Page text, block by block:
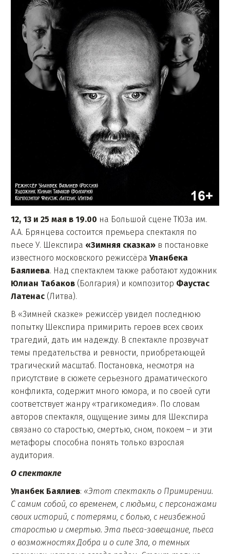
12, 13 и 25 мая в 19.00 на Большой сцене ТЮЗа им.
А.А. Брянцева состоится премьера спектакля по
пьесе У. Шекспира «Зимняя сказка» в постановке
известного московского режиссёра Уланбека
Баялиева. Над спектаклем также работают художник
Юлиан Табаков (Болгария) и композитор Фаустас
Латенас (Литва).
В «Зимней сказке» режиссёр увидел последнюю
попытку Шекспира примирить героев всех своих
трагедий, дать им надежду. В спектакле прозвучат
темы предательства и ревности, приобретающей
трагический масштаб. Постановка, несмотря на
присутствие в сюжете серьезного драматического
конфликта, содержит много юмора, и по своей сути
соответствует жанру «трагикомедия». По словам
авторов спектакля, ощущение зимы для Шекспира
связано со старостью, смертью, сном, покоем – и эти
метафоры способна понять только взрослая
аудитория.
О спектакле
Уланбек Баялиев: «Этот спектакль о Примирении.
С самим собой, со временем, с людьми, с персонажами
своих историй, с потерями, с болью, с неизбежной
старостью и смертью. Эта пьеса-завещание, пьеса
о возможностях Добра и о силе Зла, о темных